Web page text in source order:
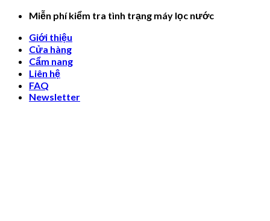
Skip
content
Miễn phí kiểm tra tình trạng máy lọc nước
Giới thiệu
Cửa hàng
Cẩm nang
Liên hệ
FAQ
Newsletter